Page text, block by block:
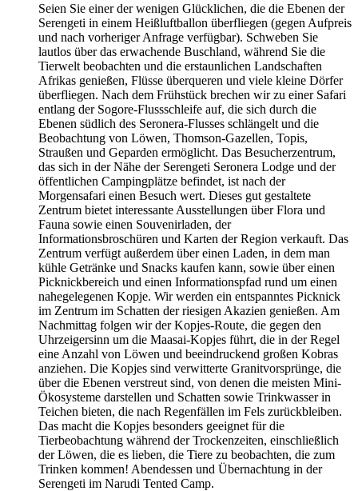
Seien Sie einer der wenigen Glücklichen, die die Ebenen der
Serengeti in einem Heißluftballon überfliegen (gegen Aufpreis
und nach vorheriger Anfrage verfügbar). Schweben Sie
lautlos über das erwachende Buschland, während Sie die
Tierwelt beobachten und die erstaunlichen Landschaften
Afrikas genießen, Flüsse überqueren und viele kleine Dörfer
überfliegen. Nach dem Frühstück brechen wir zu einer Safari
entlang der Sogore-Flussschleife auf, die sich durch die
Ebenen südlich des Seronera-Flusses schlängelt und die
Beobachtung von Löwen, Thomson-Gazellen, Topis,
Straußen und Geparden ermöglicht. Das Besucherzentrum,
das sich in der Nähe der Serengeti Seronera Lodge und der
öffentlichen Campingplätze befindet, ist nach der
Morgensafari einen Besuch wert. Dieses gut gestaltete
Zentrum bietet interessante Ausstellungen über Flora und
Fauna sowie einen Souvenirladen, der
Informationsbroschüren und Karten der Region verkauft. Das
Zentrum verfügt außerdem über einen Laden, in dem man
kühle Getränke und Snacks kaufen kann, sowie über einen
Picknickbereich und einen Informationspfad rund um einen
nahegelegenen Kopje. Wir werden ein entspanntes Picknick
im Zentrum im Schatten der riesigen Akazien genießen. Am
Nachmittag folgen wir der Kopjes-Route, die gegen den
Uhrzeigersinn um die Maasai-Kopjes führt, die in der Regel
eine Anzahl von Löwen und beeindruckend großen Kobras
anziehen. Die Kopjes sind verwitterte Granitvorsprünge, die
über die Ebenen verstreut sind, von denen die meisten Mini-
Ökosysteme darstellen und Schatten sowie Trinkwasser in
Teichen bieten, die nach Regenfällen im Fels zurückbleiben.
Das macht die Kopjes besonders geeignet für die
Tierbeobachtung während der Trockenzeiten, einschließlich
der Löwen, die es lieben, die Tiere zu beobachten, die zum
Trinken kommen! Abendessen und Übernachtung in der
Serengeti im Narudi Tented Camp.